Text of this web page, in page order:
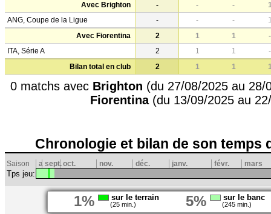
Avec Brighton - - -
ANG, Coupe de la Ligue
- - -
Avec Fiorentina
2 1 1
-
ITA, Série A
2 1 1
-
Bilan total en club
2 1 1
0 matchs avec Brighton (du 27/08/2025 au 28/
Fiorentina(du 13/09/2025 au
Chronologie et bilan de son temps
Saison a sept.oct. nov. déc. janv. févr. mars
Tps jeu:
1% sur le terrain
(25 min.) 5% sur le banc
(245 min.)